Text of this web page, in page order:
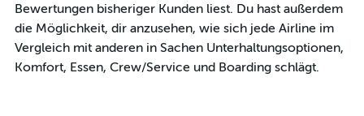
Bewertungen bisheriger Kunden liest. Du hast außerdem
die Möglichkeit, dir anzusehen, wie sich jede Airline im
Vergleich mit anderen in Sachen Unterhaltungsoptionen,
Komfort, Essen, Crew/Service und Boarding schlägt.